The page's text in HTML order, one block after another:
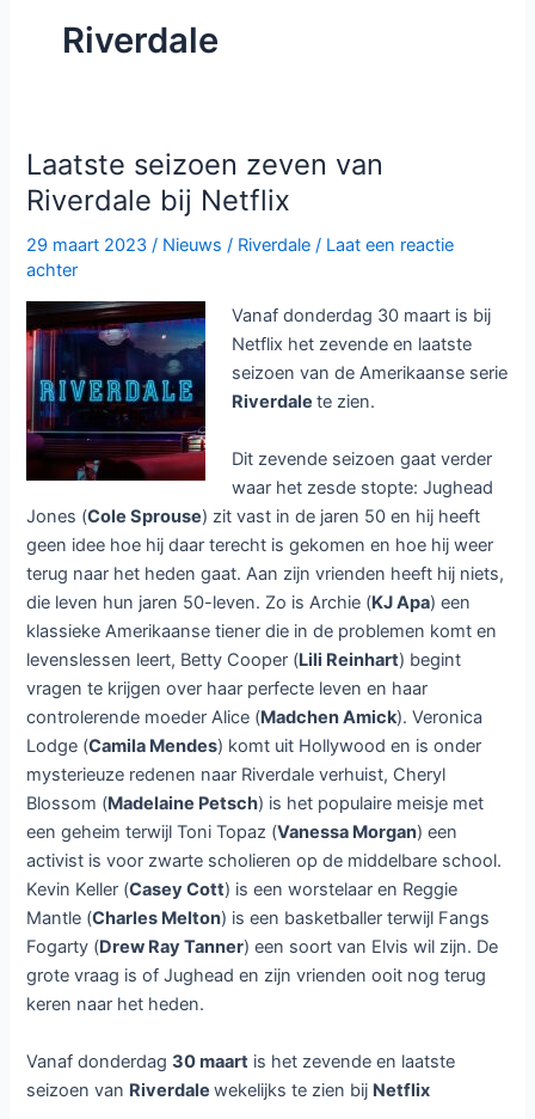
Riverdale
Laatste seizoen zeven van
Riverdale bij Netflix
29 maart 2023/ Nieuws / Riverdale / Laat een reactie
achter
Vanaf donderdag 30 maart is bij
Netflix het zevende en laatste
seizoen van de Amerikaanse serie
Riverdalete zien.
Dit zevende seizoen gaat verder
waar het zesde stopte: Jughead
Jones (Cole Sprouse) zit vast in de jaren 50 en hij heeft
geen idee hoe hij daar terecht is gekomen en hoe hij weer
terug naar het heden gaat. Aan zijn vrienden heeft hij niets,
die leven hun jaren 50-leven. Zo is Archie (KJ Apa) een
klassieke Amerikaanse tiener die in de problemen komt en
levenslessen leert, Betty Cooper (Lili Reinhart) begint
vragen te krijgen over haar perfecte leven en haar
controlerende moeder Alice (Madchen Amick). Veronica
Lodge (Camila Mendes) komt uit Hollywood en is onder
mysterieuze redenen naar Riverdale verhuist, Cheryl
Blossom (Madelaine Petsch) is het populaire meisje met
een geheim terwijl Toni Topaz (Vanessa Morgan) een
activist is voor zwarte scholieren op de middelbare school.
Kevin Keller (Casey Cott) is een worstelaar en Reggie
Mantle (Charles Melton) is een basketballer terwijl Fangs
Fogarty (Drew Ray Tanner) een soort van Elvis wil zijn. De
grote vraag is of Jughead en zijn vrienden ooit nog terug
keren naar het heden.
Vanaf donderdag30 maart is het zevende en laatste
seizoen van Riverdalewekelijks te zien bij Netflix